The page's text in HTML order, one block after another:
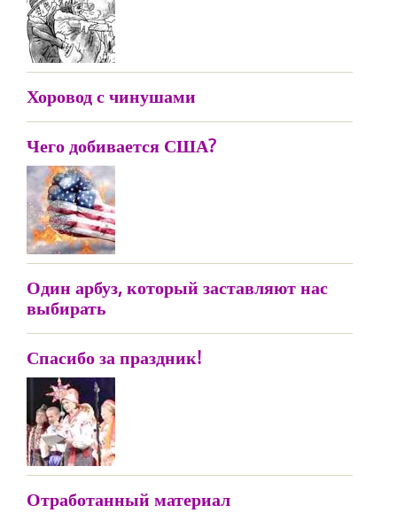
Хоровод с чинушами
Чего добивается США?
Один арбуз, который заставляют нас
выбирать
Спасибо за праздник!
Отработанный материал